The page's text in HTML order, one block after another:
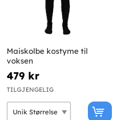
Maiskolbe kostyme til
voksen
479 kr
TILGJENGELIG